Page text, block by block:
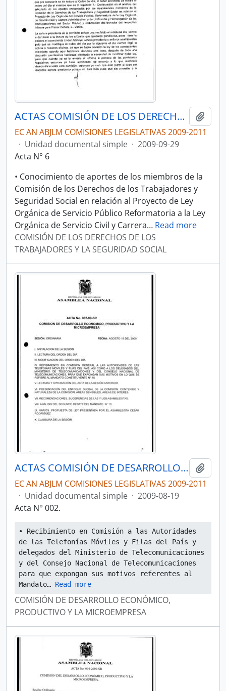
ACTAS COMISIÓN DE LOS DERECHOS DE LOS TRABAJADORES Y LA SEGURIDAD SOCIAL
EC AN ABJLM COMISIONES LEGISLATIVAS 2009-2011
· Unidad documental simple · 2009-09-29
Acta N° 6
• Conocimiento de aportes de los miembros de la
Comisión de los Derechos de los Trabajadores y
Seguridad Social en relación al Proyecto de Ley
Orgánica de Servicio Público Reformatoria a la Ley
Orgánica de Servicio Civil y Carrera… Read more
COMISIÓN DE LOS DERECHOS DE LOS
TRABAJADORES Y LA SEGURIDAD SOCIAL
ACTAS COMISIÓN DE DESARROLLO ECONÓMICO, PRODUCTIVO Y LA MICROEMPRESA
EC AN ABJLM COMISIONES LEGISLATIVAS 2009-2011
· Unidad documental simple · 2009-08-19
Acta N° 002.
• Recibimiento en Comisión a las Autoridades
de las Telefonías Móviles y Filas del País y
delegados del Ministerio de Telecomunicaciones
y del Consejo Nacional de Telecomunicaciones
para que expongan sus motivos referentes al
Mandato… Read more
COMISIÓN DE DESARROLLO ECONÓMICO,
PRODUCTIVO Y LA MICROEMPRESA